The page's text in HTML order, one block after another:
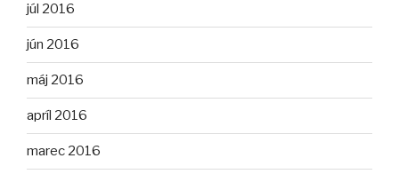
júl 2016
jún 2016
máj 2016
apríl 2016
marec 2016